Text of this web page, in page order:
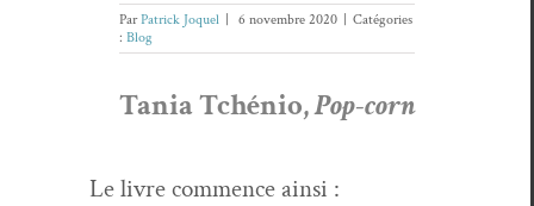
ParPatrick Joquel 6 novembre 2020
Catégories
: Blog
Tania Tchénio,Pop-corn
Le livre com­mence ainsi :